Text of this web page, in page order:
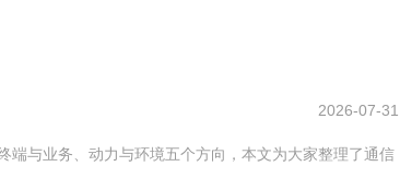
2026-07-31
端与业务、动力与环境五个方向，本文为大家整理了通信